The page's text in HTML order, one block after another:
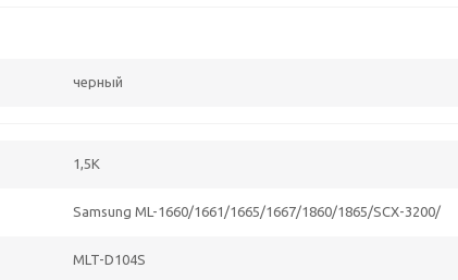
черный
1,5K
Samsung ML-1660/1661/1665/1667/1860/1865/SCX-3200/
MLT-D104S